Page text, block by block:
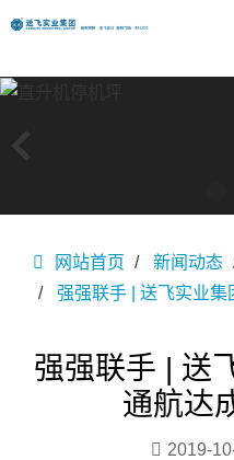
网站首页 新闻动态
强强联手 | 送飞实业
强强联手 | 送
通航达
2019-